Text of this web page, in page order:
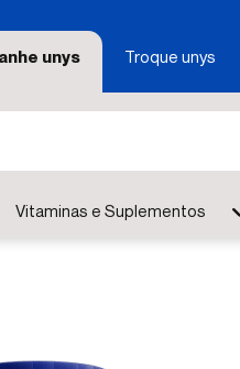
unys Troque unys
Vitaminas e Suplementos